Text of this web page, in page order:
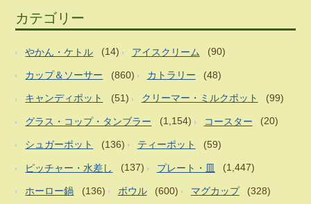
カテゴリー
やかん・ケトル (14) アイスクリーム (90)
カップ＆ソーサー (860) カトラリー (48)
キャンディポット (51) クリーマー・ミルクポット (99)
グラス・コップ・タンブラー (1,154) コースター (20)
シュガーポット (136) ティーポット (59)
ピッチャー・水差し (137) プレート・皿 (1,447)
ホーロー鍋 (136) ボウル (600) マグカップ (328)